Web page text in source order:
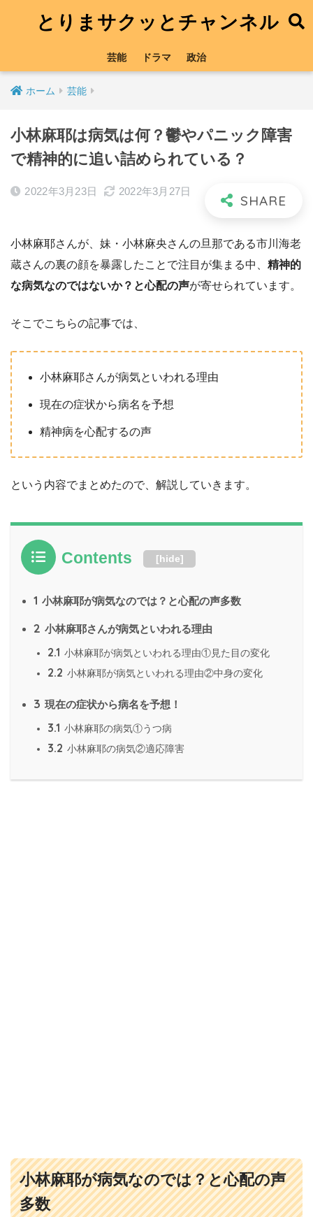
とりまサクッとチャンネル
芸能 ドラマ 政治
ホーム 芸能
小林麻耶は病気は何？鬱やパニック障害
で精神的に追い詰められている？
2022年3月23日 2022年3月27日
小林麻耶さんが、妹・小林麻央さんの旦那である市川海老
蔵さんの裏の顔を暴露したことで注目が集まる中、 精神的
な病気なのではないか？と心配の声が寄せられています。
そこでこちらの記事では、
小林麻耶さんが病気といわれる理由
現在の症状から病名を予想
精神病を心配するの声
という内容でまとめたので、解説していきます。
Contents [hide]
1 小林麻耶が病気なのでは？と心配の声多数
2 小林麻耶さんが病気といわれる理由
2.1 小林麻耶が病気といわれる理由①見た目の変化
2.2 小林麻耶が病気といわれる理由②中身の変化
3 現在の症状から病名を予想！
3.1 小林麻耶の病気①うつ病
3.2 小林麻耶の病気②適応障害
小林麻耶が病気なのでは？と心配の声
多数